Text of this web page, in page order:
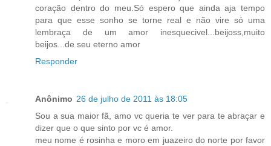
coração dentro do meu.Só espero que ainda aja tempo
para que esse sonho se torne real e não vire só uma
lembraça de um amor inesquecivel...beijoss,muito
beijos...de seu eterno amor
Responder
Anônimo 26 de julho de 2011 às 18:05
Sou a sua maior fã, amo vc queria te ver para te abraçar e
dizer que o que sinto por vc é amor.
meu nome é rosinha e moro em juazeiro do norte por favor